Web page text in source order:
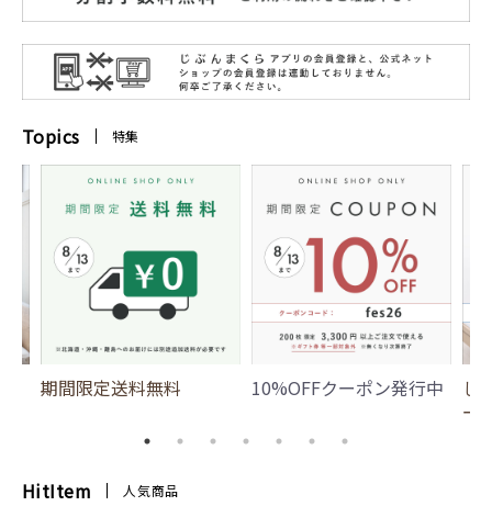
Topics 特集
期間限定送料無料 10%OFFクーポン発行中
じ
ー
HitItem 人気商品